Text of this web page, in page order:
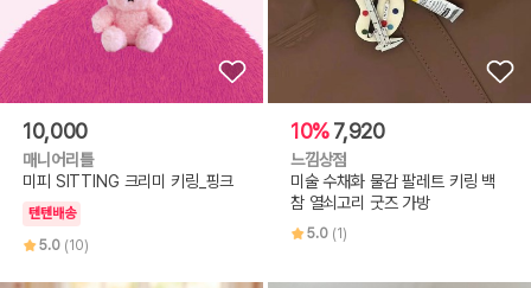
10,000
매니어리틀
미피 SITTING 크리미 키링_핑크
텐텐배송
5.0 (10)
10%7,920
느낌상점
미술 수채화 물감 팔레트 키링 백
참 열쇠고리 굿즈 가방
5.0 (1)